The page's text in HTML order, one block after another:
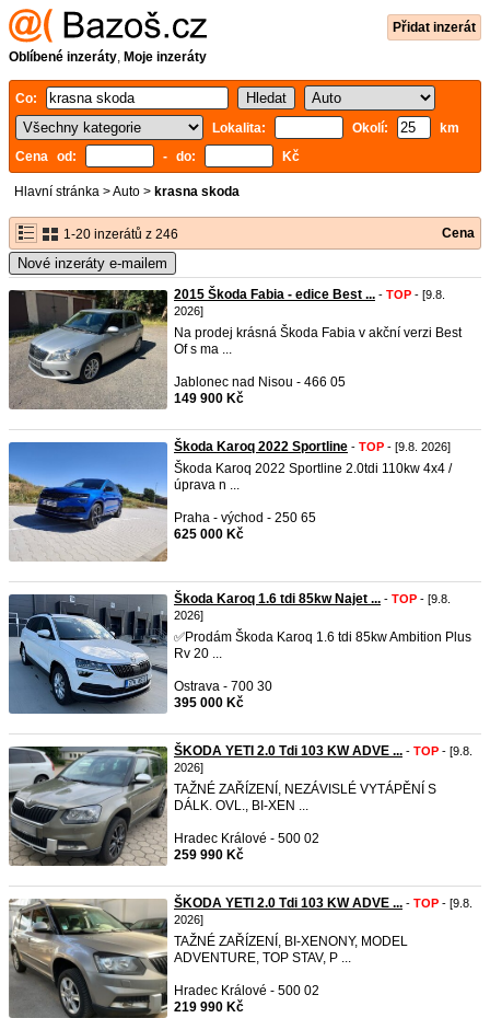
Přidat inzerát
Oblíbené inzeráty, Moje inzeráty
Co:
Lokalita:
Okolí:
km
Cena od:
- do: Kč
Hlavní stránka >Auto > krasna skoda
1-20 inzerátů z 246 Cena
Nové inzeráty e-mailem
2015 Škoda Fabia - edice Best ... - TOP - [9.8.
2026]
Na prodej krásná Škoda Fabia v akční verzi Best
Of s ma ...
Jablonec nad Nisou - 466 05
149 900 Kč
Škoda Karoq 2022 Sportline - TOP - [9.8. 2026]
Škoda Karoq 2022 Sportline 2.0tdi 110kw 4x4 /
úprava n ...
Praha - východ - 250 65
625 000 Kč
Škoda Karoq 1.6 tdi 85kw Najet ... - TOP - [9.8.
2026]
✅Prodám Škoda Karoq 1.6 tdi 85kw Ambition Plus
Rv 20 ...
Ostrava - 700 30
395 000 Kč
ŠKODA YETI 2.0 Tdi 103 KW ADVE ... - TOP - [9.8.
2026]
TAŽNÉ ZAŘÍZENÍ, NEZÁVISLÉ VYTÁPĚNÍ S
DÁLK. OVL., BI-XEN ...
Hradec Králové - 500 02
259 990 Kč
ŠKODA YETI 2.0 Tdi 103 KW ADVE ... - TOP - [9.8.
2026]
TAŽNÉ ZAŘÍZENÍ, BI-XENONY, MODEL
ADVENTURE, TOP STAV, P ...
Hradec Králové - 500 02
219 990 Kč